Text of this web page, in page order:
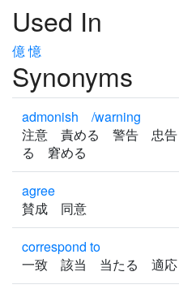
Used In
億憶
Synonyms
admonish /warning
注意 責める 警告 忠
る 窘める
agree
賛成 同意
correspond to
一致 該当 当たる 適